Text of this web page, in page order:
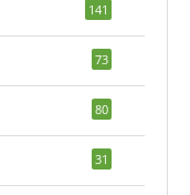
141
73
80
31